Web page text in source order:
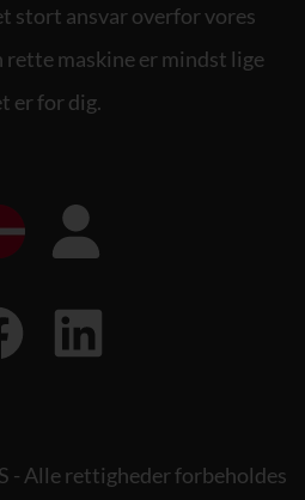
stort ansvar overfor vores
rette maskine er mindst lige
er for dig.
- Alle rettigheder forbeholdes